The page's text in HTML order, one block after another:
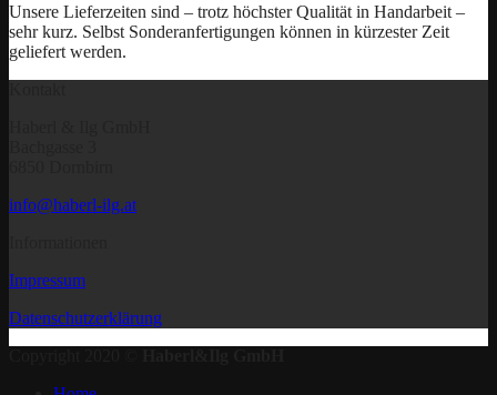
Unsere Lieferzeiten sind – trotz höchster Qualität in Handarbeit –
sehr kurz. Selbst Sonderanfertigungen können in kürzester Zeit
geliefert werden.
info@haberl-ilg.at
Impressum
Datenschutzerklärung